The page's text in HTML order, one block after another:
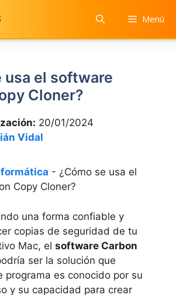
Menú
usa el software
Cloner?
20/01/2024
Vidal
- ¿Cómo se usa el
Copy Cloner?
una forma confiable ⁤y
copias de seguridad de tu
Mac, el software Carbon
ser la solución que
programa⁢ es​ conocido por su
y su capacidad para crear